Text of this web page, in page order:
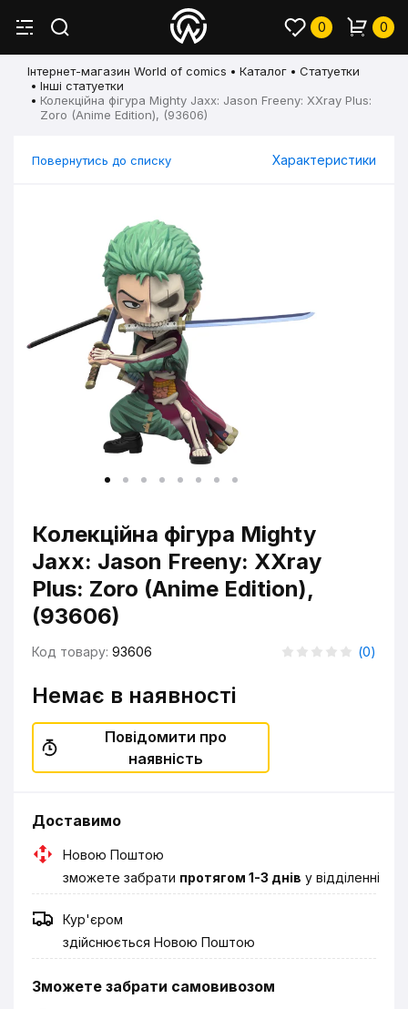
0 0
Інтернет-магазин World of comics Каталог
Статуетки
Інші статуетки
Колекційна фігура Mighty Jaxx: Jason Freeny: XXray Plus:
Zoro (Anime Edition), (93606)
Повернутись до списку Характеристики
Колекційна фігура Mighty
Jaxx: Jason Freeny: XXray
Plus: Zoro (Anime Edition),
(93606)
Код товару: 93606 (0)
Немає в наявності
Повідомити про
наявність
Доставимо
Новою Поштою
зможете забрати протягом 1-3 днів у відділенні
Кур'єром
здійснюється Новою Поштою
Зможете забрати самовивозом